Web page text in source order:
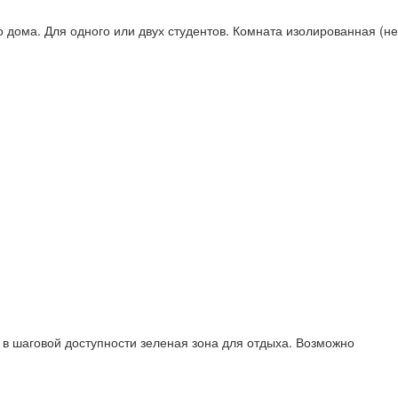
Для одного или двух студентов. Комната изолированная (не
доступности зеленая зона для отдыха. Возможно